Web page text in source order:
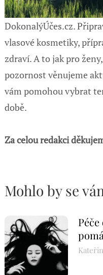
DokonalýÚčes.cz.
vlasové kosmetiky,
zdraví. A to jak pro
pozornost věnujeme
vám pomohou vybrat
době.
Za celou redakci
Mohlo by se